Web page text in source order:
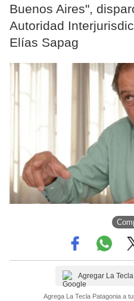
Buenos Aires",
Autoridad
Elías Sapag
Agregar La
Agrega La Tecla Patagonia a